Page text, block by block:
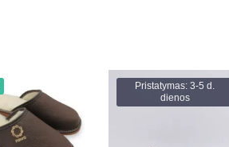
Pristatymas: 3-5 d.
dienos